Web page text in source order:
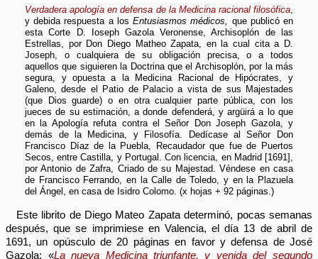
Verdadera apología en defensa de la Medicina racional filosófica,
y debida respuesta a losEntusiasmos médicos,
que publicó en
esta Corte D. Ioseph Gazola Veronense, Archisoplón de las
Estrellas, por Don Diego Matheo Zapata, en la cual cita a D.
Joseph, o cualquiera de su obligación precisa, o a todos
aquellos que siguieren la Doctrina que el Archisoplón, por la más
segura, y opuesta a la Medicina Racional de Hipócrates, y
Galeno, desde el Patio de Palacio a vista de sus Majestades
(que Dios guarde) o en otra cualquier parte pública, con los
jueces de su estimación, a donde defenderá, y argüirá a lo que
en la Apología refuta contra el Señor Don Joseph Gazola, y
demás de la Medicina, y Filosofía. Dedícase al Señor Don
Francisco Díaz de la Puebla, Recaudador que fue de Puertos
Secos, entre Castilla, y Portugal. Con licencia, en Madrid [1691],
por Antonio de Zafra, Criado de su Majestad. Véndese en casa
de Francisco Ferrando, en la Calle de Toledo, y en la Plazuela
del Ángel, en casa de Isidro Colomo. (x hojas + 92 páginas.)
Este librito de Diego Mateo Zapata determinó, pocas semanas
después, que se imprimiese en Valencia, el día 13 de abril de
1691, un opúsculo de 20 páginas en favor y defensa de José
Gazola: «La nueva Medicina triunfante, y venida del segundo